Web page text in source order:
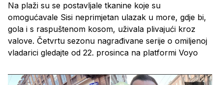
Na plaži su se postavljale tkanine koje su
omogućavale Sisi neprimjetan ulazak u more, gdje bi,
gola i s raspuštenom kosom, uživala plivajući kroz
valove. Četvrtu sezonu nagrađivane serije o omiljenoj
vladarici gledajte od 22. prosinca na platformi Voyo